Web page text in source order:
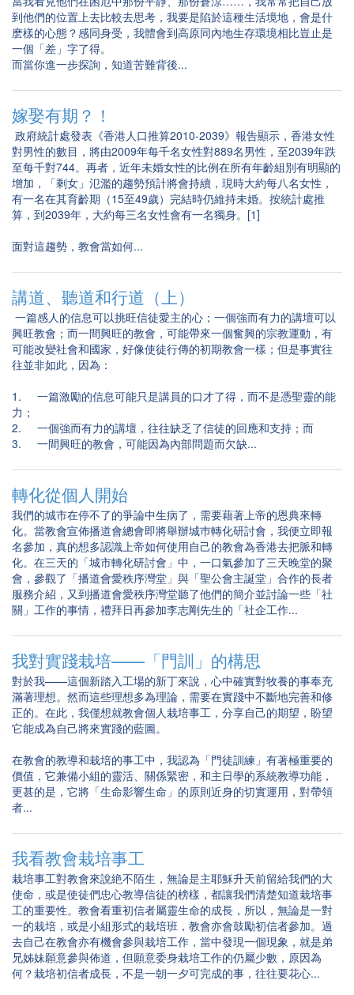
到他們的位置上去比較去思考，我要是陷於這種生活境地，會是什
麽樣的心態？感同身受，我體會到高原同內地生存環境相比豈止是
一個「差」字了得。
而當你進一步探詢，知道苦難背後...
嫁娶有期？！
政府統計處發表《香港人口推算2010-2039》報告顯示，香港女性
對男性的數目，將由2009年每千名女性對889名男性，至2039年跌
至每千對744。再者，近年未婚女性的比例在所有年齡組別有明顯的
增加，「剩女」氾濫的趨勢預計將會持續，現時大約每八名女性，
有一名在其育齡期（15至49歲）完結時仍維持未婚。按統計處推
算，到2039年，大約每三名女性會有一名獨身。[1]
面對這趨勢，教會當如何...
講道、聽道和行道（上）
一篇感人的信息可以挑旺信徒愛主的心；一個強而有力的講壇可以
興旺教會；而一間興旺的教會，可能帶來一個奮興的宗教運動，有
可能改變社會和國家，好像使徒行傳的初期教會一樣；但是事實往
往並非如此，因為：
1. 一篇激勵的信息可能只是講員的口才了得，而不是憑聖靈的能
力；
2. 一個強而有力的講壇，往往缺乏了信徒的回應和支持；而
3. 一間興旺的教會，可能因為內部問題而欠缺...
轉化從個人開始
我們的城市在停不了的爭論中生病了，需要藉著上帝的恩典來轉
化。當教會宣佈播道會總會即將舉辦城巿轉化研討會，我便立即報
名參加，真的想多認識上帝如何使用自己的教會為香港去把脈和轉
化。在三天的「城市轉化研討會」中，一口氣參加了三天晚堂的聚
會，參觀了「播道會愛秩序灣堂」與「聖公會主誕堂」合作的長者
服務介紹，又到播道會愛秩序灣堂聽了他們的簡介並討論一些「社
關」工作的事情，禮拜日再參加李志剛先生的「社企工作...
我對實踐栽培——「門訓」的構思
對於我——這個新踏入工場的新丁來說，心中確實對牧養的事奉充
滿著理想。然而這些理想多為理論，需要在實踐中不斷地完善和修
正的。在此，我僅想就教會個人栽培事工，分享自己的期望，盼望
它能成為自己將來實踐的藍圖。
在教會的教導和栽培的事工中，我認為「門徒訓練」有著極重要的
價值，它兼備小組的靈活、關係緊密，和主日學的系統教導功能，
更甚的是，它將「生命影響生命」的原則近身的切實運用，對帶領
者...
我看教會栽培事工
栽培事工對教會來說絶不陌生，無論是主耶穌升天前留給我們的大
使命，或是使徒們忠心教導信徒的榜樣，都讓我們清楚知道栽培事
工的重要性。教會看重初信者屬靈生命的成長，所以，無論是一對
一的栽培，或是小組形式的栽培班，教會亦會鼓勵初信者參加。過
去自己在教會亦有機會參與栽培工作，當中發現一個現象，就是弟
兄姊妹願意參與佈道，但願意委身栽培工作的仍屬少數，原因為
何？栽培初信者成長，不是一朝一夕可完成的事，往往要花心...